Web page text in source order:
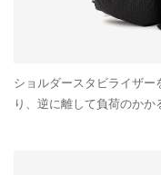
ショルダースタビライザ
り、逆に離して負荷のかか